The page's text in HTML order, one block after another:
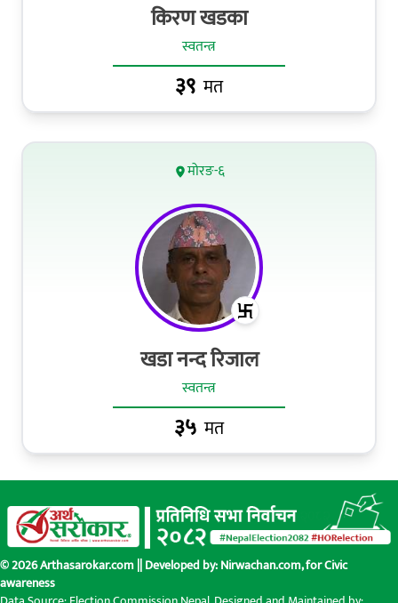
किरण खडका
स्वतन्त्र
३९ मत
मोरङ-६
खडा नन्द रिजाल
स्वतन्त्र
३५ मत
© 2026 Arthasarokar.com || Developed by:Nirwachan.com, for Civic
awareness